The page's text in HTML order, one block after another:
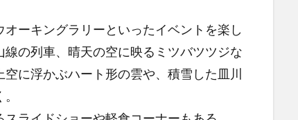
ーキングラリーといったイベントを楽し
の列車、晴天の空に映るミツバツツジな
に浮かぶハート形の雲や、積雪した皿川